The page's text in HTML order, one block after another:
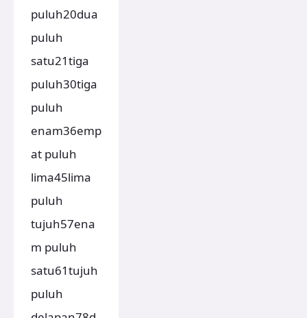
puluh20dua
puluh
satu21tiga
puluh30tiga
puluh
enam36emp
at puluh
lima45lima
puluh
tujuh57ena
m puluh
satu61tujuh
puluh